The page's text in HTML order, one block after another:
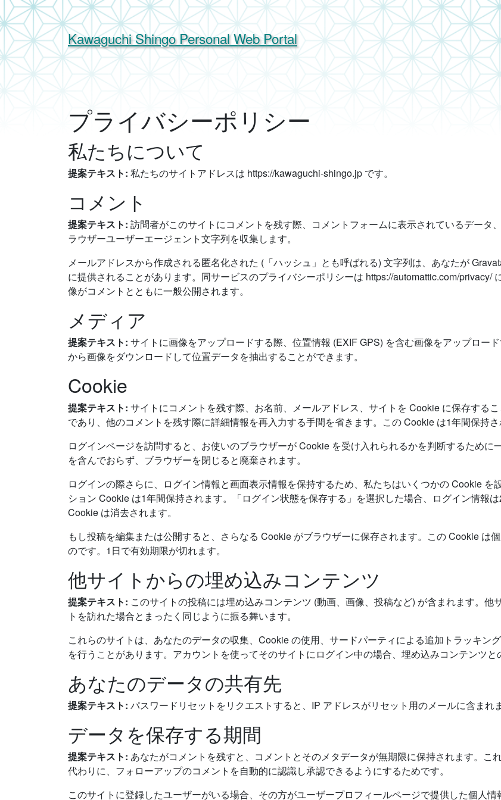
Kawaguchi ShingoPersonal Web Portal
プライバシーポリシー
私たちについて
提案テキスト: 私たちのサイトアドレスは https://kawaguchi-shingo.jp です。
コメント
提案テキスト: 訪問者がこのサイトにコメントを残す際、コメントフォームに表示されているデータ
ラウザーユーザーエージェント文字列を収集します。
メールアドレスから作成される匿名化された (「ハッシュ」とも呼ばれる) 文字列は、あなたが
に提供されることがあります。同サービスのプライバシーポリシーは https://automattic.com/
像がコメントとともに一般公開されます。
メディア
提案テキスト: サイトに画像をアップロードする際、位置情報 (EXIF GPS) を含む画像をアップロー
から画像をダウンロードして位置データを抽出することができます。
Cookie
提案テキスト: サイトにコメントを残す際、お名前、メールアドレス、サイトを Cookie に保存する
であり、他のコメントを残す際に詳細情報を再入力する手間を省きます。この Cookie は1年間保持さ
ログインページを訪問すると、お使いのブラウザーが Cookie を受け入れられるかを判断するため
を含んでおらず、ブラウザーを閉じると廃棄されます。
ログインの際さらに、ログイン情報と画面表示情報を保持するため、私たちはいくつかの Cookie
ション Cookie は1年間保持されます。「ログイン状態を保存する」を選択した場合、ログイン情報
Cookie は消去されます。
もし投稿を編集または公開すると、さらなる Cookie がブラウザーに保存されます。この Cookie は
のです。1日で有効期限が切れます。
他サイトからの埋め込みコンテンツ
提案テキスト: このサイトの投稿には埋め込みコンテンツ (動画、画像、投稿など) が含まれます。
トを訪れた場合とまったく同じように振る舞います。
これらのサイトは、あなたのデータの収集、Cookie の使用、サードパーティによる追加トラッキン
を行うことがあります。アカウントを使ってそのサイトにログイン中の場合、埋め込みコンテンツと
あなたのデータの共有先
提案テキスト: パスワードリセットをリクエストすると、IP アドレスがリセット用のメールに含まれま
データを保存する期間
提案テキスト: あなたがコメントを残すと、コメントとそのメタデータが無期限に保持されます。こ
代わりに、フォローアップのコメントを自動的に認識し承認できるようにするためです。
このサイトに登録したユーザーがいる場合、その方がユーザープロフィールページで提供した個人